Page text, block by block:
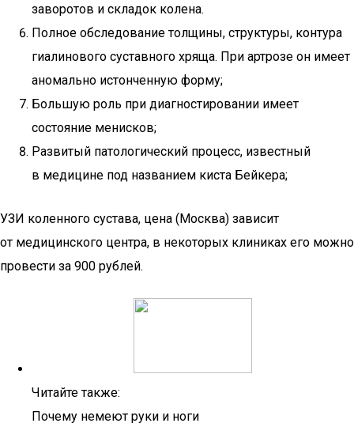
заворотов и складок колена.
Полное обследование толщины, структуры, контура
гиалинового суставного хряща. При артрозе он имеет
аномально истонченную форму;
Большую роль при диагностировании имеет
состояние менисков;
Развитый патологический процесс, известный
в медицине под названием киста Бейкера;
УЗИ коленного сустава, цена (Москва) зависит
от медицинского центра, в некоторых клиниках его можно
провести за 900 рублей.
Читайте также:
Почему немеют руки и ноги